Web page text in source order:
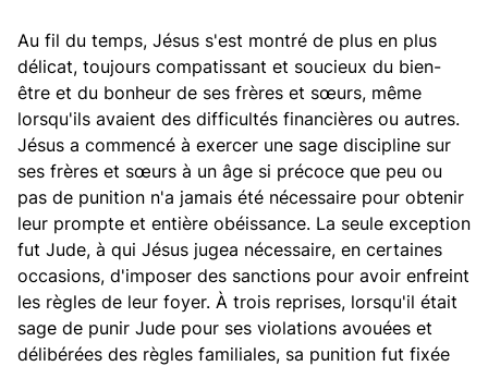
Au fil du temps, Jésus s'est montré de plus en plus
délicat, toujours compatissant et soucieux du bien-
être et du bonheur de ses frères et sœurs, même
lorsqu'ils avaient des difficultés financières ou autres.
Jésus a commencé à exercer une sage discipline sur
ses frères et sœurs à un âge si précoce que peu ou
pas de punition n'a jamais été nécessaire pour obtenir
leur prompte et entière obéissance. La seule exception
fut Jude, à qui Jésus jugea nécessaire, en certaines
occasions, d'imposer des sanctions pour avoir enfreint
les règles de leur foyer. À trois reprises, lorsqu'il était
sage de punir Jude pour ses violations avouées et
délibérées des règles familiales, sa punition fut fixée